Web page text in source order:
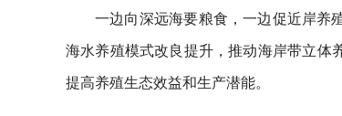
一边向深远海要粮食，一边促近岸养
海水养殖模式改良提升，推动海岸带立体
提高养殖生态效益和生产潜能。